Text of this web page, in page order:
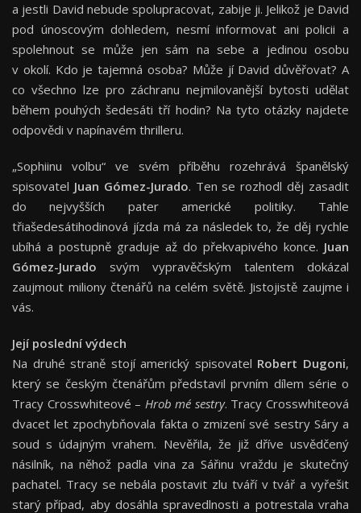
a jestli David nebude spolupracovat, zabije ji. Jelikož je David
pod únoscovým dohledem, nesmí informovat ani policii a
spolehnout se může jen sám na sebe a jedinou osobu
v okolí. Kdo je tajemná osoba? Může jí David důvěřovat? A
co všechno lze pro záchranu nejmilovanější bytosti udělat
během pouhých šedesáti tří hodin? Na tyto otázky najdete
odpovědi v napínavém thrilleru.
„Sophiinu volbu“ ve svém příběhu rozehrává španělský
spisovatel Juan Gómez-Jurado. Ten se rozhodl děj zasadit
do nejvyšších pater americké politiky. Tahle
třiašedesátihodinová jízda má za následek to, že děj rychle
ubíhá a postupně graduje až do překvapivého konce. Juan
Gómez-Jurado svým vypravěčským talentem dokázal
zaujmout miliony čtenářů na celém světě. Jistojistě zaujme i
vás.
Její poslední výdech
Na druhé straně stojí americký spisovatel Robert Dugoni,
který se českým čtenářům představil prvním dílem série o
Tracy Crosswhiteové – Hrob mé sestry. Tracy Crosswhiteová
dvacet let zpochybňovala fakta o zmizení své sestry Sáry a
soud s údajným vrahem. Nevěřila, že již dříve usvědčený
násilník, na něhož padla vina za Sářinu vraždu je skutečný
pachatel. Tracy se nebála postavit zlu tváří v tvář a vyřešit
starý případ, aby dosáhla spravedlnosti a potrestala vraha